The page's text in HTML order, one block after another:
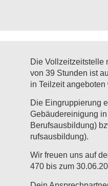
Die Vollzeitzeitstelle
von 39 Stunden ist
in Teilzeit angeboten
Die Eingruppierung
Gebäudereinigung
Berufsausbildung)
rufsausbildung).
Wir freuen uns auf
470 bis zum